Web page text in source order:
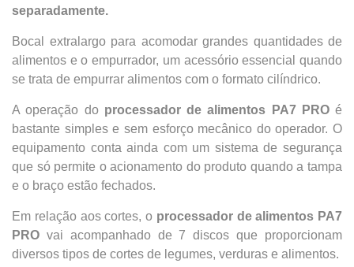
separadamente.
Bocal extralargo para acomodar grandes quantidades de
alimentos e o empurrador, um acessório essencial quando
se trata de empurrar alimentos com o formato cilíndrico.
A operação do processador de alimentos PA7 PROé
bastante simples e sem esforço mecânico do operador. O
equipamento conta ainda com um sistema de segurança
que só permite o acionamento do produto quando a tampa
e o braço estão fechados.
Em relação aos cortes, o processador de alimentos PA7
PRO vai acompanhado de 7 discos que proporcionam
diversos tipos de cortes de legumes, verduras e alimentos.